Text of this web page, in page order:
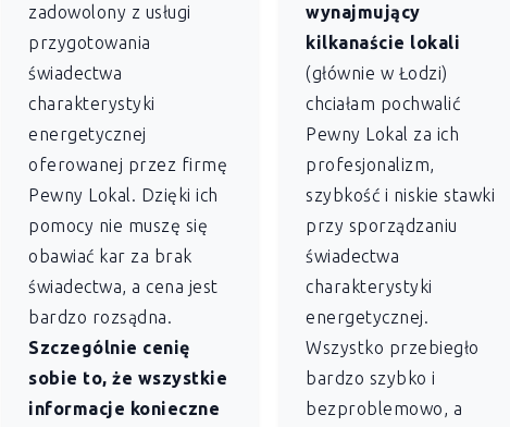
zadowolony z usługi
przygotowania
świadectwa
charakterystyki
energetycznej
oferowanej przez firmę
Pewny Lokal. Dzięki ich
pomocy nie muszę się
obawiać kar za brak
świadectwa, a cena jest
bardzo rozsądna.
Szczególnie cenię
sobie to, że wszystkie
informacje konieczne
wynajmujący
kilkanaście lokali
(głównie w Łodzi)
chciałam pochwalić
Pewny Lokal za ich
profesjonalizm,
szybkość i niskie stawki
przy sporządzaniu
świadectwa
charakterystyki
energetycznej.
Wszystko przebiegło
bardzo szybko i
bezproblemowo, a